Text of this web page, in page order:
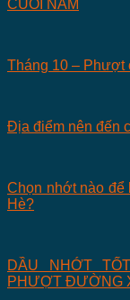
CUỐI NĂM
Tháng 10 – Phượt
Địa điểm nên đến
Chọn nhớt nào để
Hè?
DẦU NHỚT
PHƯỢT ĐƯỜNG